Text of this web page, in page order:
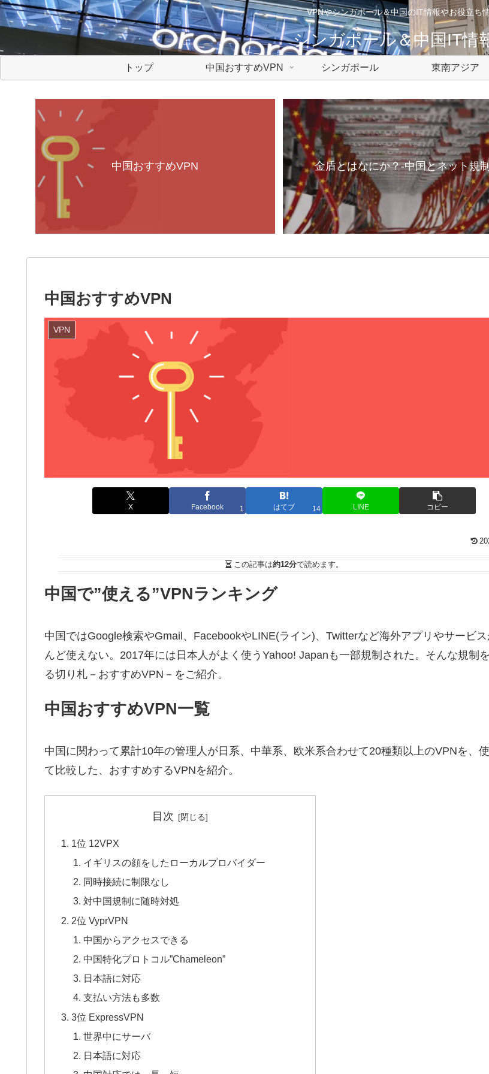
VPNやシンガポール＆中国のIT情報やお役立ち
シンガポール＆中国IT情
トップ 中国おすすめVPN シンガポール 東南アジア
中国おすすめVPN 金盾とはなにか？-中国とネット規
中国おすすめVPN
VPN
X Facebook 1 はてブ 14 LINE コピー
この記事は約12分で読めます。
中国で”使える”VPNランキング
中国ではGoogle検索やGmail、FacebookやLINE(ライン)、Twitterなど海外アプリやサービス
んど使えない。2017年には日本人がよく使うYahoo! Japanも一部規制された。そんな規制
る切り札－おすすめVPN－をご紹介。
中国おすすめVPN一覧
中国に関わって累計10年の管理人が日系、中華系、欧米系合わせて20種類以上のVPNを、
て比較した、おすすめするVPNを紹介。
目次
1位 12VPX
イギリスの顔をしたローカルプロバイダー
同時接続に制限なし
対中国規制に随時対処
2位 VyprVPN
中国からアクセスできる
中国特化プロトコル”Chameleon”
日本語に対応
支払い方法も多数
3位 ExpressVPN
世界中にサーバ
日本語に対応